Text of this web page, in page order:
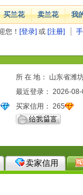
买兰花 卖兰花 我
您！ [登录] 或 [注册]
所 在 地： 山东省潍
最近登录： 2026-
买家信用： 265
卖家信用